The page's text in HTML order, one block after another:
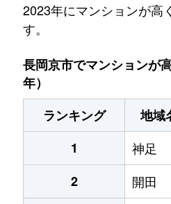
2023年にマンションが高
す。
長岡京市でマンションが
年）
ランキング
地域
1
神足
2
開田